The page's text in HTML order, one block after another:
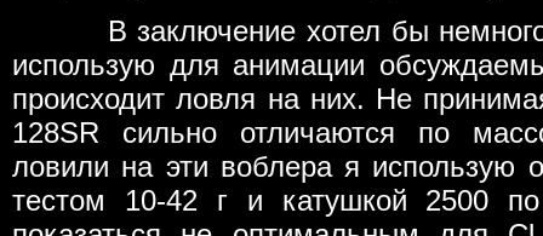
В заключение хотел бы немного
использую для анимации
происходит ловля на них. Не
128SR сильно отличаются по
ловили на эти воблера я использую
тестом 10-42 г и катушкой 2500